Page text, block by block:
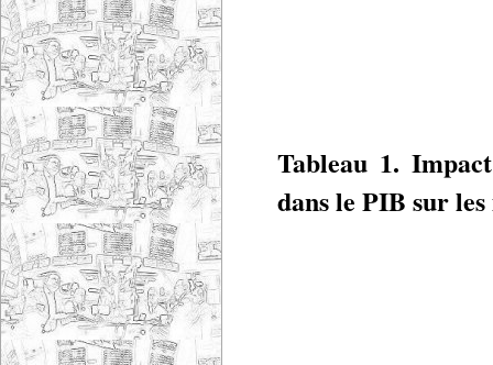
Tableau 1.
dans le PIB sur